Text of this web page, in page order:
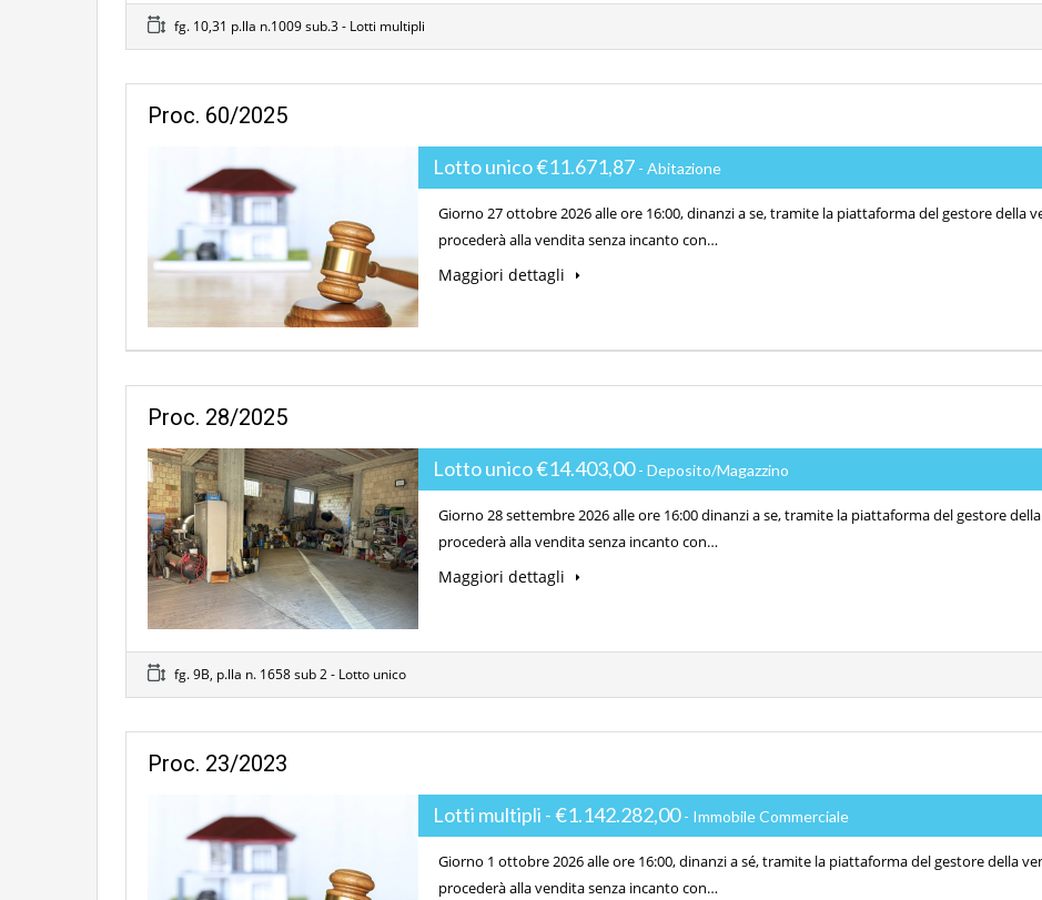
fg. 10,31 p.lla n.1009 sub.3 - Lotti multipli
Proc. 60/2025
Lotto unico €11.671,87 - Abitazione
Giorno 27 ottobre 2026 alle ore 16:00, dinanzi a se, tramite la piattaforma del gestore della
procederà alla vendita senza incanto con…
Maggiori dettagli
Proc. 28/2025
Lotto unico €14.403,00- Deposito/Magazzino
Giorno 28 settembre 2026 alle ore 16:00 dinanzi a se, tramite la piattaforma del gestore
procederà alla vendita senza incanto con…
Maggiori dettagli
fg. 9B, p.lla n. 1658 sub 2 - Lotto unico
Proc. 23/2023
Lotti multipli - €1.142.282,00- Immobile Commerciale
Giorno 1 ottobre 2026 alle ore 16:00, dinanzi a sé, tramite la piattaforma del gestore della
procederà alla vendita senza incanto con…